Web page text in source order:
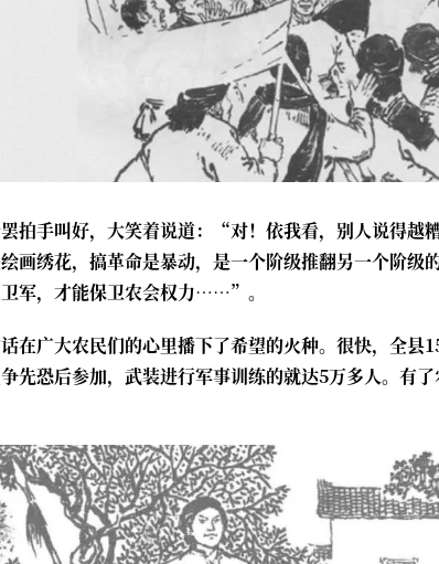
拍手叫好，大笑着说道：“对！依我看，别人说得越
画绣花，搞革命是暴动，是一个阶级推翻另一个阶
军，才能保卫农会权力……”。
在广大农民们的心里播下了希望的火种。很快，全县
先恐后参加，武装进行军事训练的就达5万多人。有